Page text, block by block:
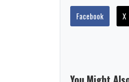
Facebook X